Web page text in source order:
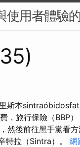
使用者體驗
里斯本
，旅行保險（BBP
然後前往黑手黨看方
特拉（Sintra）。 網